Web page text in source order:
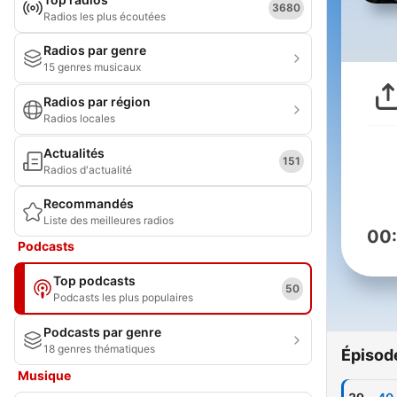
Radios les plus écoutées
3680
Radios par genre
15 genres musicaux
Radios par région
Radios locales
Actualités
Radios d'actualité
151
Recommandés
Liste des meilleures radios
Podcasts
Top podcasts
Podcasts les plus populaires
50
Podcasts par genre
18 genres thématiques
Musique